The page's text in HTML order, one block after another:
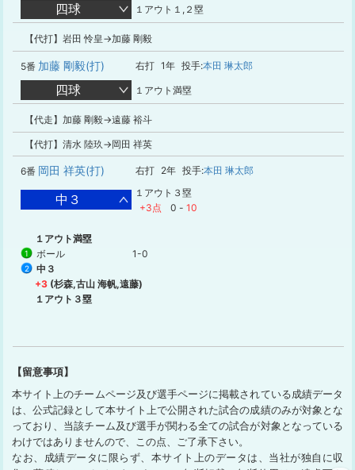
四球 １アウト１,２塁
【代打】岩田 怜皇→加藤 剛毅
5番 加藤 剛毅(打) 右打 1年 投手:本田 琳太郎
四球 １アウト満塁
【代走】加藤 剛毅→遠藤 裕斗
【代打】清水 陸玖→岡田 祥英
6番 岡田 祥英(打) 右打 2年 投手:本田 琳太郎
中３
１アウト３塁
+3点
0 - 10
１アウト満塁
1 ボール 1-0
2
中３
+3 (杉森,古山 海帆,遠藤)
１アウト３塁
【留意事項】
本サイト上のチームページ及び選手ページに掲載されている成績データ
は、公式記録として本サイト上で公開された試合の成績のみが対象とな
っており、当該チーム及び選手が関わる全ての試合が対象となっている
わけではありませんので、この点、ご了承下さい。
なお、成績データに限らず、本サイト上のデータは、当社が独自に収